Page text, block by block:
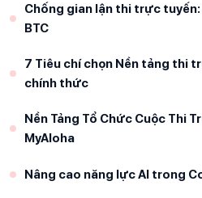
Chống gian lận thi trực
BTC
7 Tiêu chí chọn Nền tảng thi
chính thức
Nền Tảng Tổ Chức Cuộc Thi
MyAloha
Nâng cao năng lực AI trong